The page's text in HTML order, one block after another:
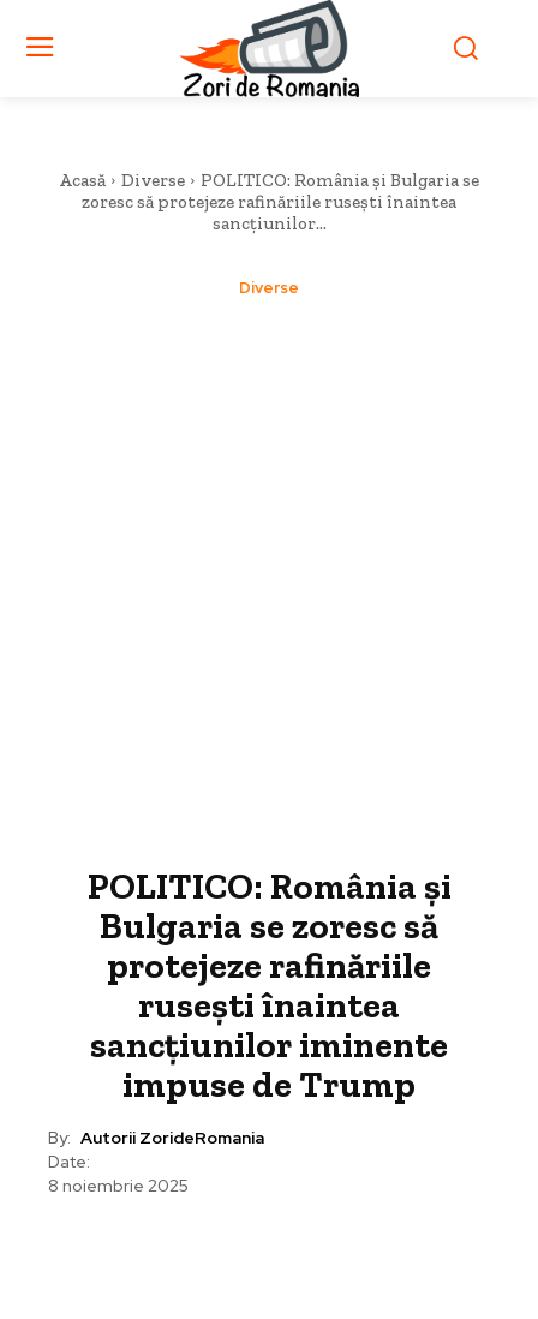
Acasă Diverse
POLITICO: România și Bulgaria se
zoresc să protejeze rafinăriile rusești înaintea
sancțiunilor...
Diverse
POLITICO: România și
Bulgaria se zoresc să
protejeze rafinăriile
rusești înaintea
sancțiunilor iminente
impuse de Trump
By: Autorii ZorideRomania
Date:
8 noiembrie 2025